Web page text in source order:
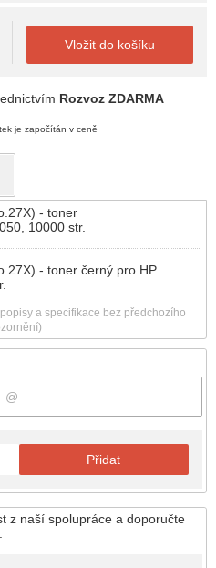
Přidat
z naší spolupráce a doporučte
Vložit do košíku
Rozvoz ZDARMA
je započítán v ceně
- toner
10000 str.
- toner černý pro HP
a specifikace bez předchozího